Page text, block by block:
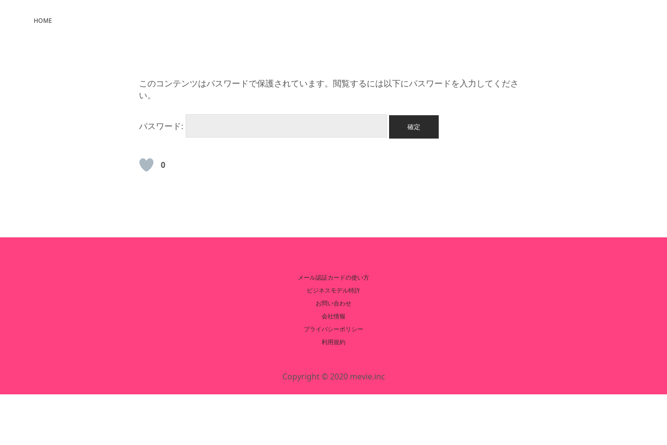
HOME
このコンテンツはパスワードで保護されています。閲覧するには以下にパスワードを入力してくださ
い。
パスワード:
0
メール認証カードの使い方
ビジネスモデル特許
お問い合わせ
会社情報
プライバシーポリシー
利用規約
Copyright © 2020 mevie.inc